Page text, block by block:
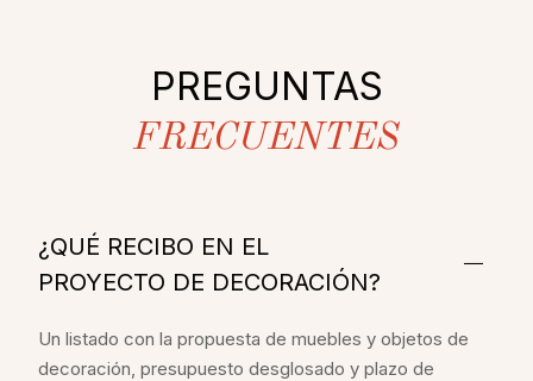
PREGUNTAS
FRECUENTES
¿QUÉ RECIBO EN EL
PROYECTO DE DECORACIÓN?
Un listado con la propuesta de muebles y objetos de
decoración, presupuesto desglosado y plazo de